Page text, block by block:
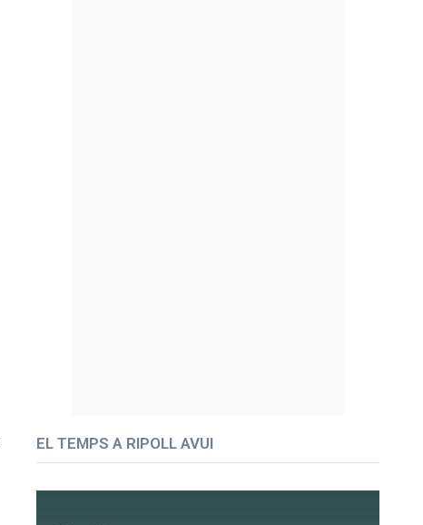
EL TEMPS A RIPOLL AVUI